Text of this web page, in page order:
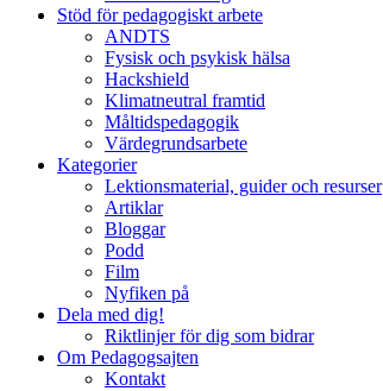
Stöd för pedagogiskt arbete
ANDTS
Fysisk och psykisk hälsa
Hackshield
Klimatneutral framtid
Måltidspedagogik
Värdegrundsarbete
Kategorier
Lektionsmaterial, guider och resurser
Artiklar
Bloggar
Podd
Film
Nyfiken på
Dela med dig!
Riktlinjer för dig som bidrar
Om Pedagogsajten
Kontakt